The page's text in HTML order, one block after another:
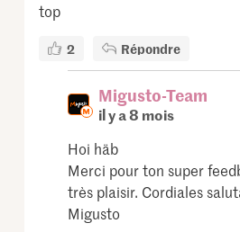
top
2 Répondre
Migusto-Team
il y a 8 mois
Hoi häb
Merci pour ton super
très plaisir. Cordiales
Migusto